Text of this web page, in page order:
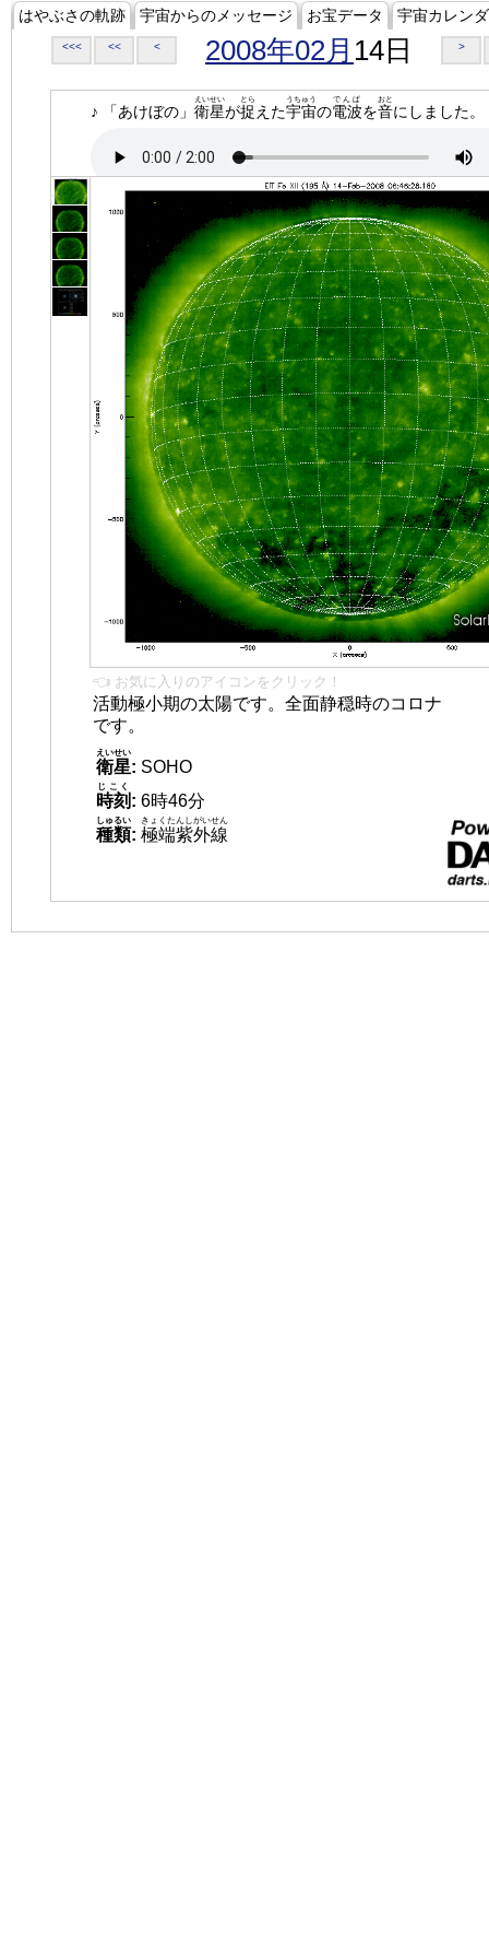
はやぶさの軌跡 宇宙からのメッセージ お宝データ 宇宙カレン
<<< << < 2008年02月 14日 >
♪ 「あけぼの」 衛星
えいせい
が捉
とら
えた宇宙
うちゅう
の電波
でんぱ
を音
おと
にしました。
👈 お気に入りのアイコンをクリック！
活動極小期の太陽です。全面静穏時のコロナ
です。
衛星
えいせい
: SOHO
時刻
じこく
: 6時46分
種類
しゅるい
: 極端紫外線
きょくたんしがいせん